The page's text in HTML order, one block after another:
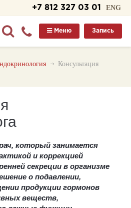
ENG
+7 812 327 03 01
Запись
Меню
Консультация
который занимается
и коррекцией
секреции в организме
о подавлении,
продукции гормонов
веществ,